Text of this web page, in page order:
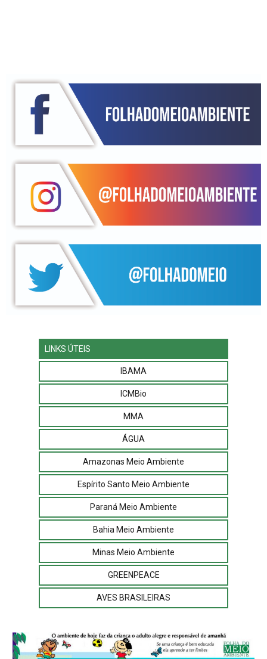
LINKS ÚTEIS
IBAMA
ICMBio
MMA
ÁGUA
Amazonas Meio Ambiente
Espírito Santo Meio Ambiente
Paraná Meio Ambiente
Bahia Meio Ambiente
Minas Meio Ambiente
GREENPEACE
AVES BRASILEIRAS